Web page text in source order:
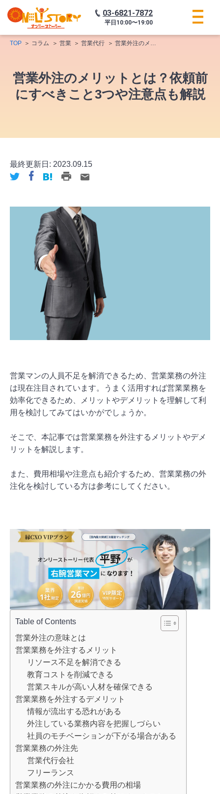
03-6821-7872
平日 10:00〜19:00
TOP コラム 営業 営業代行 営業外注のメリットとは？依頼前にすべきこと3つや注意点も解説
営業外注のメリットとは？依頼前
にすべきこと3つや注意点も解説
最終更新日: 2023.09.15
営業マンの人員不足を解消できるため、営業業務の外注
は現在注目されています。うまく活用すれば営業業務を
効率化できるため、メリットやデメリットを理解して利
用を検討してみてはいかがでしょうか。
そこで、本記事では営業業務を外注するメリットやデメ
リットを解説します。
また、費用相場や注意点も紹介するため、営業業務の外
注化を検討している方は参考にしてください。
Table of Contents
営業外注の意味とは
営業業務を外注するメリット
リソース不足を解消できる
教育コストを削減できる
営業スキルが高い人材を確保できる
営業業務を外注するデメリット
情報が流出する恐れがある
外注している業務内容を把握しづらい
社員のモチベーションが下がる場合がある
営業業務の外注先
営業代行会社
フリーランス
営業業務の外注にかかる費用の相場